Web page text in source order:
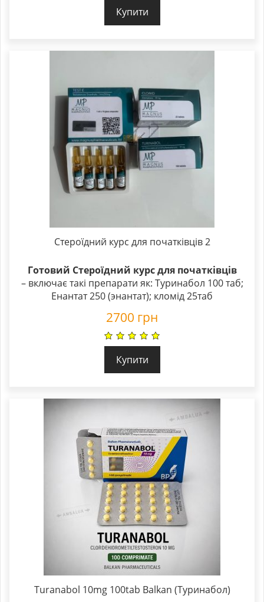
Купити
Стероїдний курс для початківців 2
Готовий Стероїдний курс для початківців
– включає такі препарати як: Туринабол 100 таб;
Енантат 250 (энантат); кломід 25таб
2700 грн
Купити
Turanabol 10mg 100tab Balkan (Туринабол)